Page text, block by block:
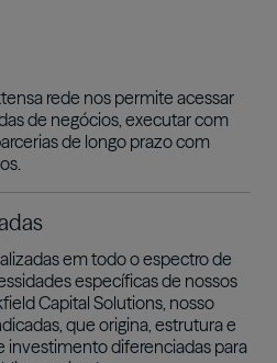
rede nos permite acessar
de negócios, executar com
de longo prazo com
em todo o espectro de
específicas de nossos
Capital Solutions, nosso
que origina, estrutura e
investimento diferenciadas para